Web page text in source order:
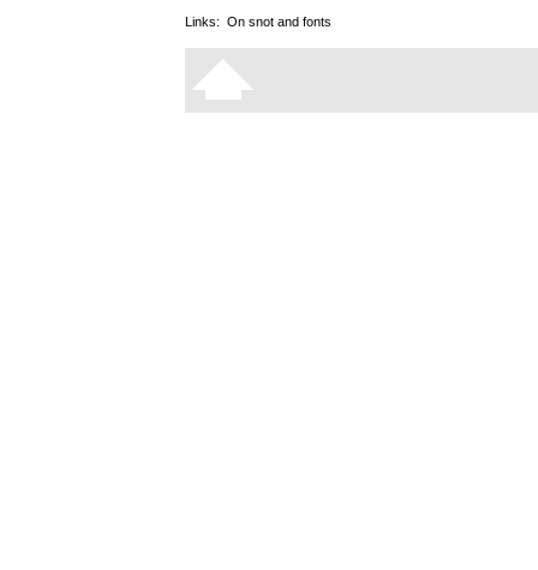
Links: On snot and fonts